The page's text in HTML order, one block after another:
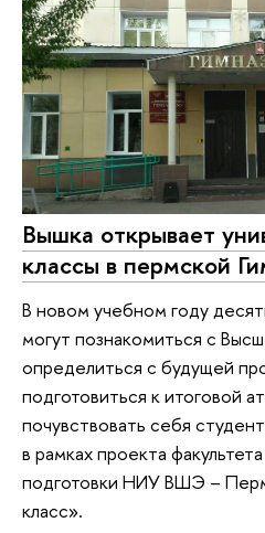
Вышка открывает
классы в пермской
В новом учебном году
могут познакомиться с
определиться с будущей
подготовиться к итоговой
почувствовать себя
в рамках проекта
подготовки НИУ ВШЭ –
класс».